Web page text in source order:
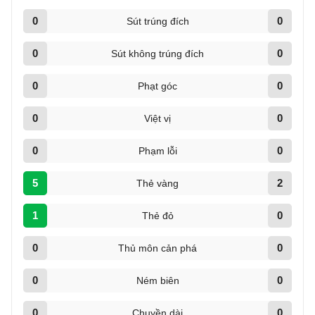
0 Sút trúng đích 0
0 Sút không trúng đích 0
0 Phạt góc 0
0 Việt vị 0
0 Phạm lỗi 0
5 Thẻ vàng 2
1 Thẻ đỏ 0
0 Thủ môn cản phá 0
0 Ném biên 0
0 0